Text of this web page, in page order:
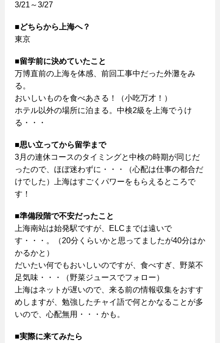
3/21～3/27
■どちらから上海へ？
東京
■留学前に決めていたこと
万博直前の上海を体感、前回工事中だった外灘をみ
る。
おいしいものを食べあさる！（小吃万才！）
ホテル以外の場所に泊まる。中検2級を上海でうけ
る・・・
■思い立ってから留学まで
3月の連休コースのタイミングと中検の時期が同じだ
ったので、ほぼ迷わずに・・・（心配は仕事の都合だ
けでした）上海はすごくパワーをもらえるところで
す！
■準備段階で不安だったこと
上海南站は始発駅ですが、ELCまでは遠いで
す・・・。（20分くらいかと思ってましたが40分はか
かるかと）
だいたい何でもおいしいのですが、食べすぎ、野菜不
足気味・・・（野菜ジュースでフォロー）
上海はネットが遅いので、来る前の情報収集をおすす
めしますが、勉強したチャイ語で何とかなることが多
いので、心配無用・・・かも。
■実際に来てみたら